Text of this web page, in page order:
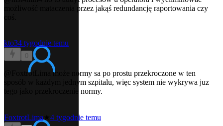
możliwość mataczenia przez jakąś redundancję raportowania czy
kto34 tygodnie temu
0
@FoxtrotLima
może normy sa po prostu przekroczone w ten
sposób w każdym jednym szpitalu, więc system nie wykrywa juz
tego jako przekroczenie normy.
FoxtrotLima★ 4 tygodnie temu